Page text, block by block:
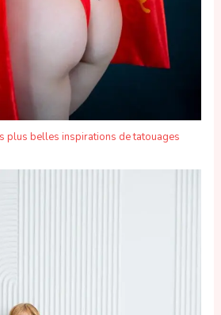
plus belles inspirations de tatouages